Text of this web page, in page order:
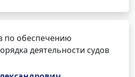
по обеспечению
деятельности судов